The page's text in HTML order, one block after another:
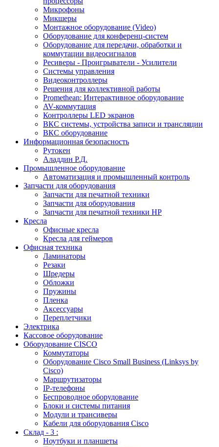
Микрофоны
Микшеры
Монтажное оборудование (Video)
Оборудование для конференц-систем
Оборудование для передачи, обработки и
коммутации видеосигналов
Ресиверы - Проигрыватели - Усилители
Системы управления
Видеоконтроллеры
Решения для коллективной работы
Promethean: Интерактивное оборудование
AV-коммутация
Контроллеры LED экранов
ВКС системы, устройства записи и трансляции
ВКС оборудование
Информационная безопасность
Рутокен
Аладдин Р.Д.
Промышленное оборудование
Автоматизация и промышленный контроль
Запчасти для оборудования
Запчасти для печатной техники
Запчасти для оборудования
Запчасти для печатной техники HP
Кресла
Офисные кресла
Кресла для геймеров
Офисная техника
Ламинаторы
Резаки
Шредеры
Обложки
Пружины
Пленка
Аксессуары
Переплетчики
Электрика
Кассовое оборудование
Оборудование CISCO
Коммутаторы
Оборудование Cisco Small Business (Linksys by
Cisco)
Маршрутизаторы
IP-телефоны
Беспроводное оборудование
Блоки и системы питания
Модули и трансиверы
Кабели для оборудования Cisco
Склад - 3 :
Ноутбуки и планшеты